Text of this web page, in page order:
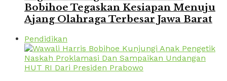
Bobihoe Tegaskan Kesiapan Menuju
Ajang Olahraga Terbesar Jawa Barat
Pendidikan